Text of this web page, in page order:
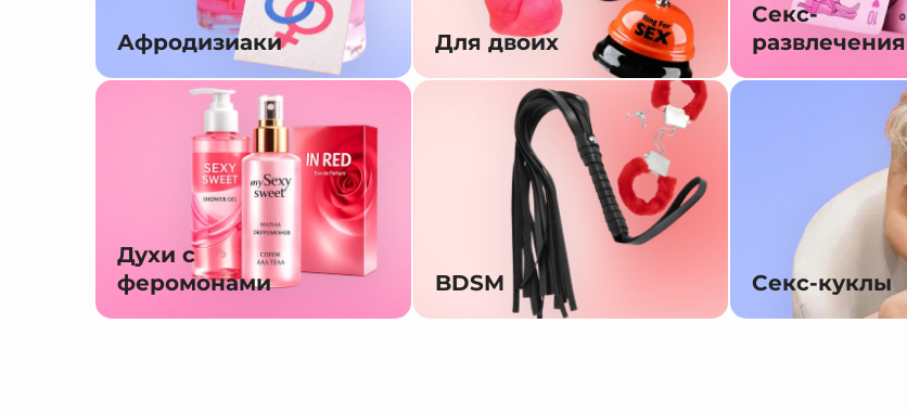
Афродизиаки Для двоих
Секс-
развлечения
Духи с
феромонами
BDSM Секс-куклы